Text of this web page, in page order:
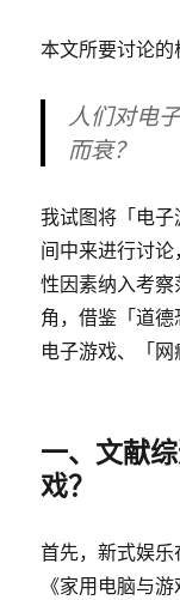
本文所要讨论的
人们对电
而衰？
我试图将「电
间中来进行讨
性因素纳入考
角，借鉴「道
电子游戏、「网
一、文献
戏？
首先，新式娱乐
《家用电脑与